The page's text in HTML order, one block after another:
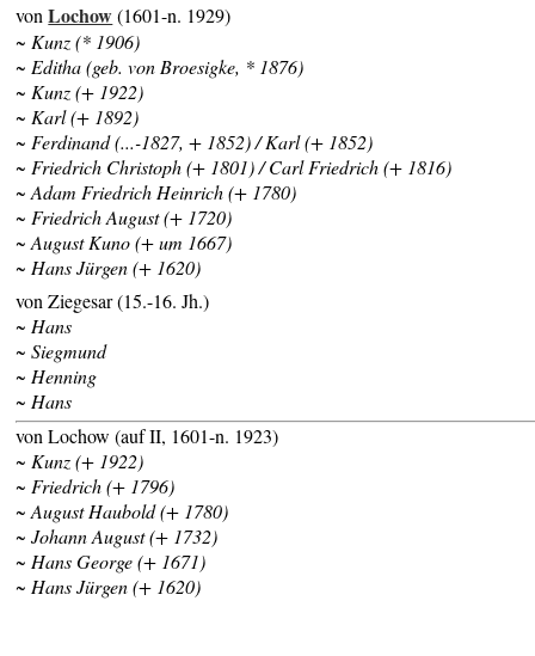
vonLochow(1601-n. 1929)
~ Kunz (* 1906)
~ Editha (geb. von Broesigke, * 1876)
~ Kunz (+ 1922)
~ Karl (+ 1892)
~ Ferdinand (...-1827, + 1852) / Karl (+ 1852)
~ Friedrich Christoph (+ 1801) / Carl Friedrich (+ 1816)
~ Adam Friedrich Heinrich (+ 1780)
~ Friedrich August (+ 1720)
~ August Kuno (+ um 1667)
~ Hans Jürgen (+ 1620)
von Ziegesar (15.-16. Jh.)
~ Hans
~ Siegmund
~ Henning
~ Hans
von Lochow (auf II, 1601-n. 1923)
~ Kunz (+ 1922)
~ Friedrich (+ 1796)
~ August Haubold (+ 1780)
~ Johann August (+ 1732)
~ Hans George (+ 1671)
~ Hans Jürgen (+ 1620)